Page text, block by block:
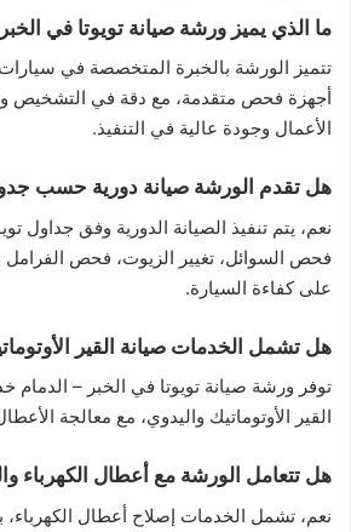
ما الذي يميز ورشة صيانة تويوتا في
تتميز الورشة بالخبرة المتخصصة في سيارات
أجهزة فحص متقدمة، مع دقة في التشخيص
الأعمال وجودة عالية في التنفيذ.
هل تقدم الورشة صيانة دورية حسب
نعم، يتم تنفيذ الصيانة الدورية وفق جداول
فحص السوائل، تغيير الزيوت، فحص الفرامل
على كفاءة السيارة.
هل تشمل الخدمات صيانة القير
توفر ورشة صيانة تويوتا في الخبر –
القير الأوتوماتيك واليدوي، مع معالجة
هل تتعامل الورشة مع أعطال الكهرباء
نعم، تشمل الخدمات إصلاح أعطال الكهرباء،